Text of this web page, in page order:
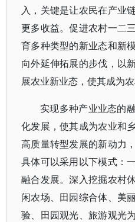
入，关键是让农民在产业
更多收益。促进农村一二
育多种类型的新业态和新
向外延伸拓展的步伐，以
展农业新业态，使其成为农
实现多种产业业态的
化发展，使其成为农业和
高质量转型发展的新动力
具体可以采用以下模式：
融合发展。深入挖掘农村
闲农场、田园综合体、美
验、田园观光、旅游观光